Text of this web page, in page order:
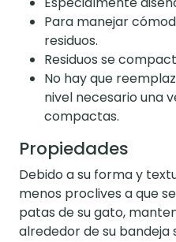
Para manejar
residuos.
Residuos se
No hay que
nivel necesario una
compactas.
Propiedades
Debido a su forma y
menos proclives a que
patas de su gato,
alrededor de su bandeja